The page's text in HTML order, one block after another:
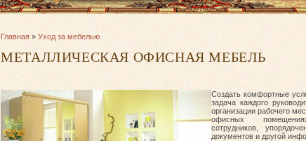
Главная »Уход за мебелью
МЕТАЛЛИЧЕСКАЯ ОФИСНАЯ МЕБЕЛЬ
Создать комфортные
задача каждого
организации рабочего
офисных
сотрудников,
документов и другой